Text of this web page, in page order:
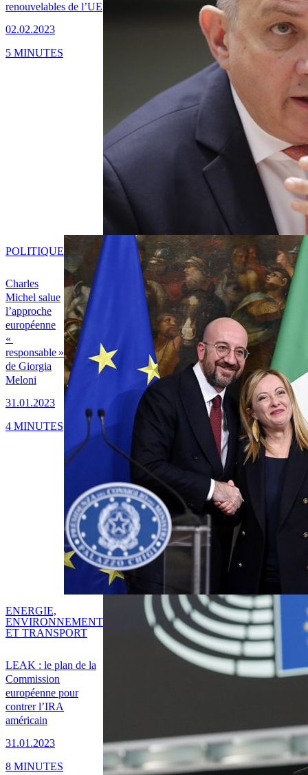
renouvelables de l’UE
02.02.2023
5 MINUTES
Charles
Michel salue
l’approche
européenne
«
responsable »
de Giorgia
Meloni
31.01.2023
POLITIQUE
4 MINUTES
LEAK : le plan de la
Commission
européenne pour
contrer l’IRA
américain
31.01.2023
ENERGIE,
ENVIRONNEMENT
ET TRANSPORT
8 MINUTES